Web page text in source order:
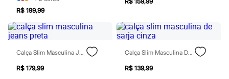
Todos os produtos
Infantil
Em alta
Arrumadinho para os meninos
Romântico para as meninas
Inverno
Roupas menina
R$ 199,99
Calça Slim Masculina Jeans Preta
R$ 179,99
Calça Slim Masculina De Sarja Cinza
R$ 139,99